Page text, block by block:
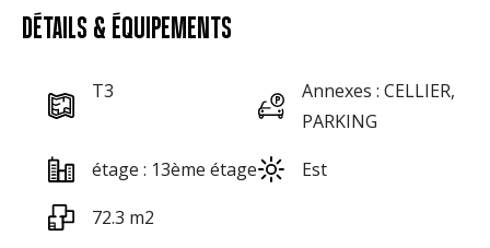
DÉTAILS & ÉQUIPEMENTS
T3
Annexes : CELLIER,
PARKING
étage : 13ème étage
Est
72.3 m2